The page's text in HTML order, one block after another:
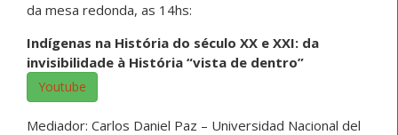
da mesa redonda, as 14hs:
Indígenas na História do século XX e XXI: da
invisibilidade à História “vista de dentro”
Youtube
Mediador: Carlos Daniel Paz – Universidad Nacional del